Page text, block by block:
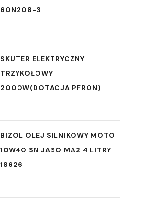
60N208-3
SKUTER ELEKTRYCZNY
TRZYKOŁOWY
2000W(DOTACJA PFRON)
BIZOL OLEJ SILNIKOWY MOTO
10W40 SN JASO MA2 4 LITRY
18626